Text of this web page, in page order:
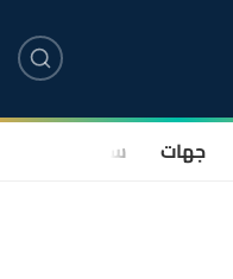
جهات سياسة